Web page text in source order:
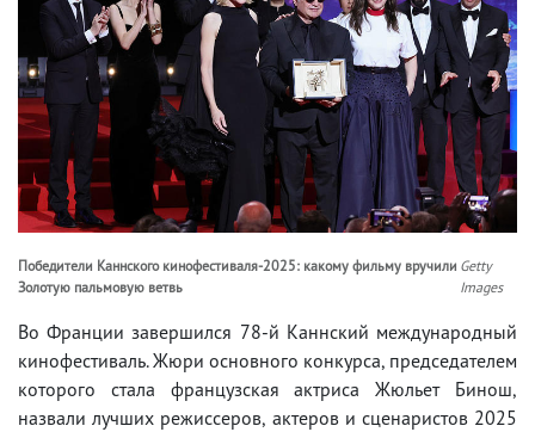
Победители Каннского кинофестиваля-2025: какому фильму вручили
Золотую пальмовую ветвь
Getty
Images
Во Франции завершился 78-й Каннский международный
кинофестиваль. Жюри основного конкурса, председателем
которого стала французская актриса Жюльет Бинош,
назвали лучших режиссеров, актеров и сценаристов 2025